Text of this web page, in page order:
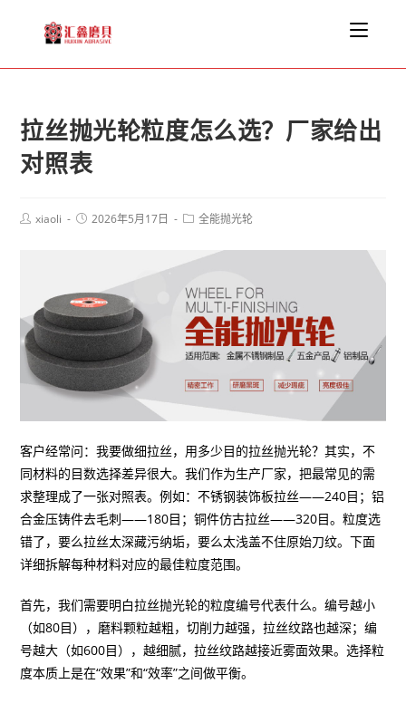
拉丝抛光轮粒度怎么选？厂家给出
对照表
xiaoli 2026年5月17日 全能抛光轮
客户经常问：我要做细拉丝，用多少目的拉丝抛光轮？其实，不
同材料的目数选择差异很大。我们作为生产厂家，把最常见的需
求整理成了一张对照表。例如：不锈钢装饰板拉丝——240目；铝
合金压铸件去毛刺——180目；铜件仿古拉丝——320目。粒度选
错了，要么拉丝太深藏污纳垢，要么太浅盖不住原始刀纹。下面
详细拆解每种材料对应的最佳粒度范围。
首先，我们需要明白拉丝抛光轮的粒度编号代表什么。编号越小
（如80目），磨料颗粒越粗，切削力越强，拉丝纹路也越深；编
号越大（如600目），越细腻，拉丝纹路越接近雾面效果。选择粒
度本质上是在“效果”和“效率”之间做平衡。